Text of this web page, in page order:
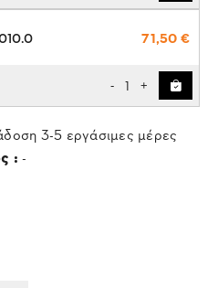
71,50 €
- 1 +
3-5 εργάσιμες μέρες
: -